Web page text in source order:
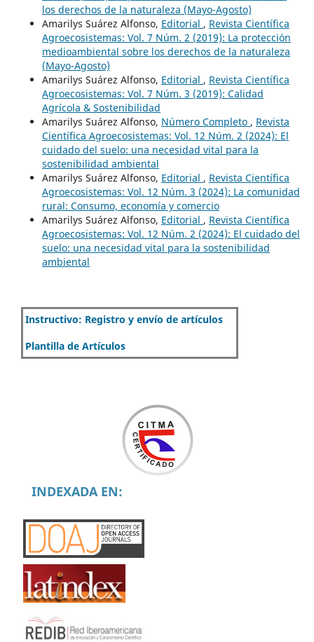
los derechos de la naturaleza (Mayo-Agosto)
Amarilys Suárez Alfonso, Editorial , Revista Científica
Agroecosistemas: Vol. 7 Núm. 2 (2019): La protección
medioambiental sobre los derechos de la naturaleza
(Mayo-Agosto)
Amarilys Suárez Alfonso, Editorial , Revista Científica
Agroecosistemas: Vol. 7 Núm. 3 (2019): Calidad
Agrícola & Sostenibilidad
Amarilys Suárez Alfonso, Número Completo , Revista
Científica Agroecosistemas: Vol. 12 Núm. 2 (2024): El
cuidado del suelo: una necesidad vital para la
sostenibilidad ambiental
Amarilys Suárez Alfonso, Editorial , Revista Científica
Agroecosistemas: Vol. 12 Núm. 3 (2024): La comunidad
rural: Consumo, economía y comercio
Amarilys Suárez Alfonso, Editorial , Revista Científica
Agroecosistemas: Vol. 12 Núm. 2 (2024): El cuidado del
suelo: una necesidad vital para la sostenibilidad
ambiental
Instructivo: Registro y envío de artículos
Plantilla de Artículos
INDEXADA EN: